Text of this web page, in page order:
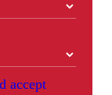
accept